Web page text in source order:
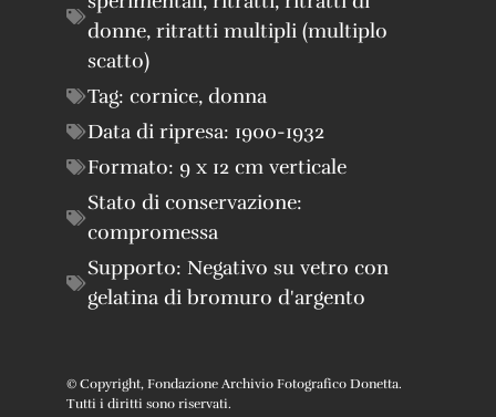
donne, ritratti multipli (multiplo
scatto)
Tag: cornice, donna
Data di ripresa: 1900-1932
Formato: 9 x 12 cm verticale
Stato di conservazione:
compromessa
Supporto: Negativo su vetro con
gelatina di bromuro d'argento
© Copyright, Fondazione Archivio Fotografico Donetta.
Tutti i diritti sono riservati.